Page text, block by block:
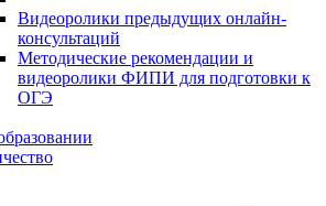
Видеоролики предыдущих онлайн-
консультаций
Методические рекомендации и
видеоролики ФИПИ для подготовки к
ОГЭ